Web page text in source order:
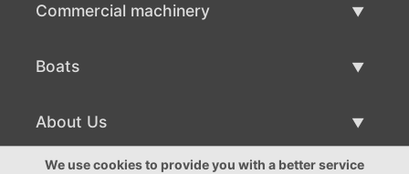
Commercial machinery
Boats
Boat Sale
About Us
About Us
We use cookies to provide you with a better service